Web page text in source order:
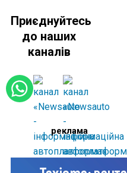
Приєднуйтесь
до наших
каналів
реклама